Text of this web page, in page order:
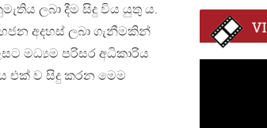
ලබා දීම සිදු විය යුතු ය.
අදහස් ලබා ගැනීමකින්
මධ්‍යම පරිසර අධිකාරිය
එක් ව සිදු කරන මෙම